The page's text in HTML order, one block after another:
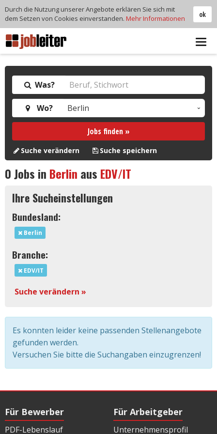
Was?
Wo?
Jobs finden »
Suche verändern Suche speichern
0Jobs in Berlin aus EDV/IT
Ihre Sucheinstellungen
Bundesland:
Berlin
Branche:
EDV/IT
Suche verändern »
Es konnten leider keine passenden Stellenangebote
gefunden werden.
Versuchen Sie bitte die Suchangaben einzugrenzen!
Für Bewerber
PDF-Lebenslauf
Für Arbeitgeber
Unternehmensprofil
ok
Durch die Nutzung unserer Angebote erklären Sie sich mit
dem Setzen von Cookies einverstanden. Mehr Informationen